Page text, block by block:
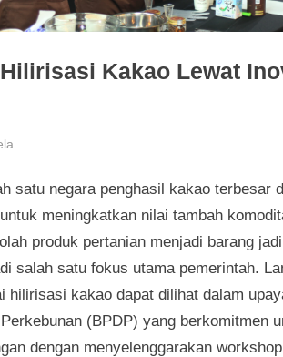
Kakao Lewat
satu negara penghasil kakao terbesar
meningkatkan nilai tambah
produk pertanian menjadi barang
salah satu fokus utama pemerintah.
hilirisasi kakao dapat dilihat dalam
(BPDP) yang berkomitmen
dengan menyelenggarakan workshop